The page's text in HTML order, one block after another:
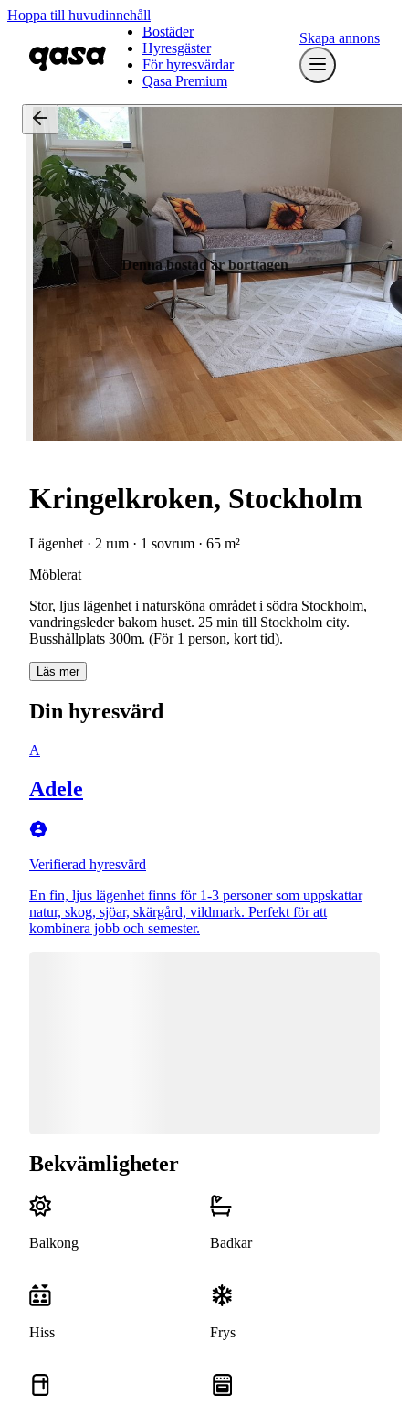
Hoppa till huvudinnehåll
Bostäder
Hyresgäster
För hyresvärdar
Qasa Premium
Skapa annons
Denna bostad är borttagen
Kringelkroken, Stockholm
Lägenhet · 2 rum · 1 sovrum · 65 m²
Möblerat
Stor, ljus lägenhet i natursköna området i södra Stockholm,
vandringsleder bakom huset. 25 min till Stockholm city.
Busshållplats 300m. (För 1 person, kort tid).
Läs mer
Din hyresvärd
A
Adele
Verifierad hyresvärd
En fin, ljus lägenhet finns för 1-3 personer som uppskattar
natur, skog, sjöar, skärgård, vildmark. Perfekt för att
kombinera jobb och semester.
Bekvämligheter
Balkong Badkar
Hiss Frys